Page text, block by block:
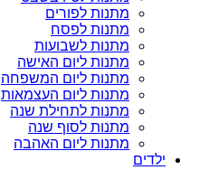
מתנות לפורים
מתנות לפסח
מתנות לשבועות
מתנות ליום האישה
מתנות ליום המשפחה
מתנות ליום העצמאות
מתנות לתחילת שנה
מתנות לסוף שנה
מתנות ליום האהבה
ילדים